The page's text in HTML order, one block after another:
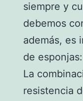
siempre y
debemos
además, es
de
La
resistencia